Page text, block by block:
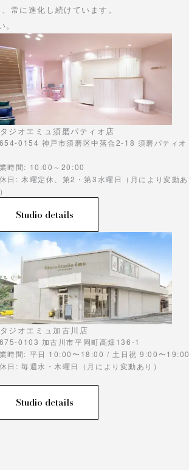
常に進化し続けています。
ジオエミュ須磨パティオ店
0154 神戸市須磨区中落合2-18 須磨パティオ
時間: 10:00～20:00
日: 木曜定休、第2・第3水曜日（月により変動あ
Studio details
ジオエミュ加古川店
0103 加古川市平岡町高畑136-1
時間: 平日 10:00〜18:00 / 土日祝 9:00〜19:00
日: 毎週水・木曜日（月により変動あり）
Studio details